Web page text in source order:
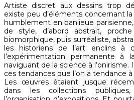
Artiste discret aux dessins trop
existe peu d’éléments concernant
humblement en banlieue
de style, d’abord abstrait,
biomorphique, puis surréaliste,
les historiens de l’art enclins à
l’expérimentation permanente à
naviguant de la science à
ces tendances que l’on a tendance
Les œuvres étaient jusque
dans les collections